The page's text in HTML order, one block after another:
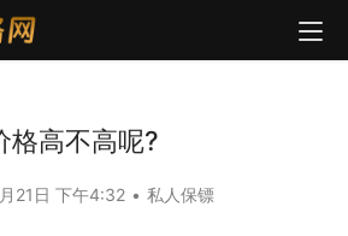
格高不高呢?
21日 下午4:32 • 私人保镖